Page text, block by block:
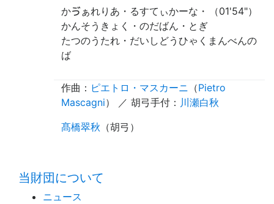
（01'54"）
かゔぁれりあ・るすてぃかーな・
かんそうきょく・のだばん・とぎ
たつのうたれ・だいしどうひゃくまんべんの
ば
作曲： ピエトロ・マスカーニ （Pietro
Mascagni） ／ 胡弓手付 ： 川瀬白秋
髙橋翠秋 （胡弓 ）
当財団について
ニュース